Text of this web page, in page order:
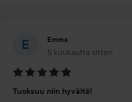
Emma
5 kuukautta sitten
Viesti luotiin 5
5
Tuoksuu niin hyvältä!